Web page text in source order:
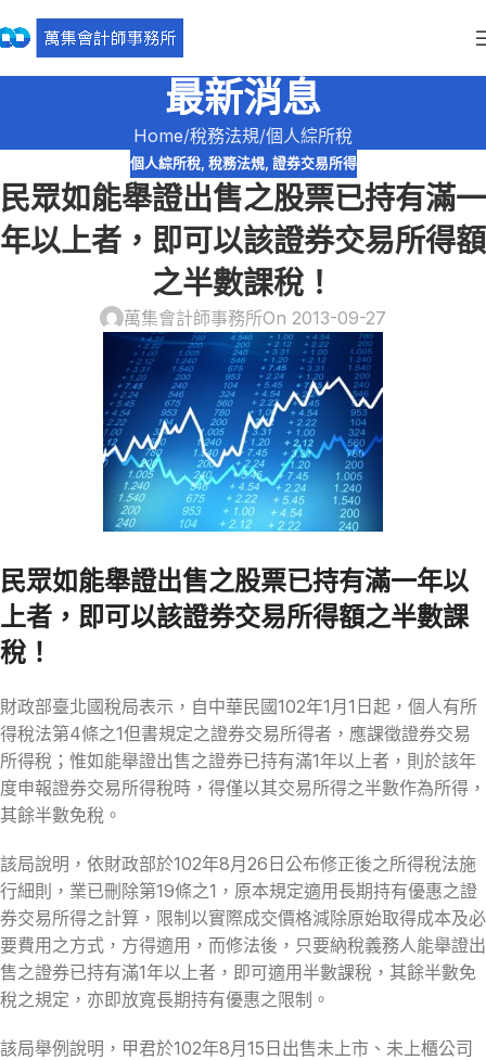
最新消息
Home 稅務法規 個人綜所稅
個人綜所稅, 稅務法規, 證券交易所得
民眾如能舉證出售之股票已持有滿一
年以上者，即可以該證券交易所得額
之半數課稅！
萬集會計師事務所On 2013-09-27
民眾如能舉證出售之股票已持有滿一年以
上者，即可以該證券交易所得額之半數課
稅！
財政部臺北國稅局表示，自中華民國102年1月1日起，個人有所
得稅法第4條之1但書規定之證券交易所得者，應課徵證券交易
所得稅；惟如能舉證出售之證券已持有滿1年以上者，則於該年
度申報證券交易所得稅時，得僅以其交易所得之半數作為所得，
其餘半數免稅。
該局說明，依財政部於102年8月26日公布修正後之所得稅法施
行細則，業已刪除第19條之1，原本規定適用長期持有優惠之證
券交易所得之計算，限制以實際成交價格減除原始取得成本及必
要費用之方式，方得適用，而修法後，只要納稅義務人能舉證出
售之證券已持有滿1年以上者，即可適用半數課稅，其餘半數免
稅之規定，亦即放寬長期持有優惠之限制。
該局舉例說明，甲君於102年8月15日出售未上市、未上櫃公司